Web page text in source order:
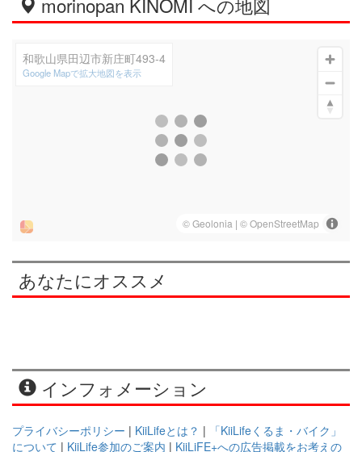
和歌山県田辺市新庄町493-4
Google Mapで拡大地図を表示
あなたにオススメ
インフォメーション
プライバシーポリシー | KiiLifeとは？ |
「KiiLifeくるま・バイク」
について | KiiLife参加のご案内 | KiiLiFE+への広告掲載をお考えの